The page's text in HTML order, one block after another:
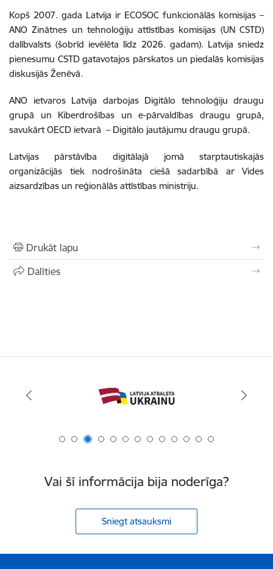
Kopš 2007. gada Latvija ir ECOSOC funkcionālās komisijas –
ANO Zinātnes un tehnoloģiju attīstības komisijas (UN CSTD)
dalībvalsts (šobrīd ievēlēta līdz 2026. gadam). Latvija sniedz
pienesumu CSTD gatavotajos pārskatos un piedalās komisijas
diskusijās Ženēvā.
ANO ietvaros Latvija darbojas Digitālo tehnoloģiju draugu
grupā un Kiberdrošības un e-pārvaldības draugu grupā,
savukārt OECD ietvarā – Digitālo jautājumu draugu grupā.
Latvijas pārstāvība digitālajā jomā starptautiskajās
organizācijās tiek nodrošināta ciešā sadarbībā ar Vides
aizsardzības un reģionālās attīstības ministriju.
Drukāt lapu
Dalīties
Vai šī informācija bija noderīga?
Sniegt atsauksmi